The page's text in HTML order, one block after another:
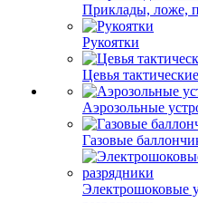
Приклады, ложе,
Рукоятки
Цевья тактические
Аэрозольные
Газовые
Электрошоковые